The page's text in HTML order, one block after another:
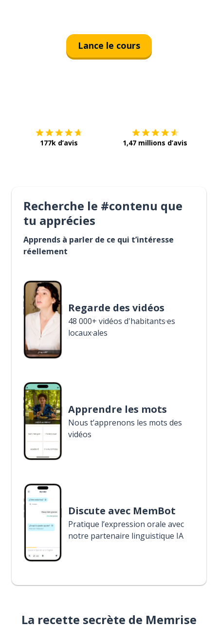
Lance le cours
177k d’avis 1,47 millions d’avis
Recherche le #contenu que
tu apprécies
Apprends à parler de ce qui t’intéresse
réellement
Regarde des vidéos
48 000+ vidéos d'habitants·es
locaux·ales
Apprendre les mots
Nous t’apprenons les mots des
vidéos
Discute avec MemBot
Pratique l’expression orale avec
notre partenaire linguistique IA
La recette secrète de Memrise